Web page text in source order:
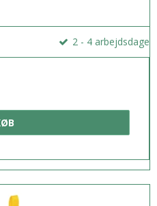
2 - 4 arbejdsdage